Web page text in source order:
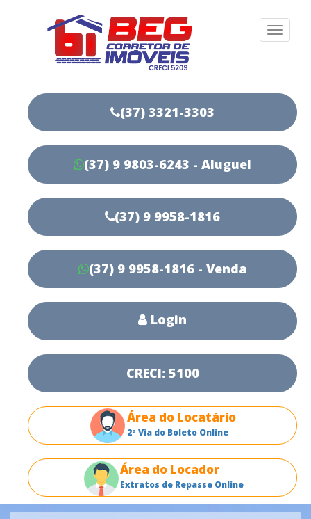
(37) 3321-3303
(37) 9 9803-6243 - Aluguel
(37) 9 9958-1816
(37) 9 9958-1816 - Venda
Login
CRECI: 5100
Área do Locatário
2ª Via do Boleto Online
Área do Locador
Extratos de Repasse Online